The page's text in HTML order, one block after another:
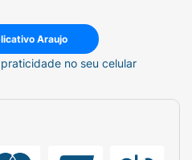
Araujo
no seu celular